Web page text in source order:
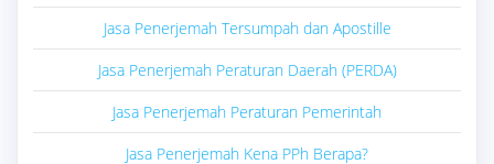
Jasa Penerjemah Tersumpah dan Apostille
Jasa Penerjemah Peraturan Daerah (PERDA)
Jasa Penerjemah Peraturan Pemerintah
Jasa Penerjemah Kena PPh Berapa?